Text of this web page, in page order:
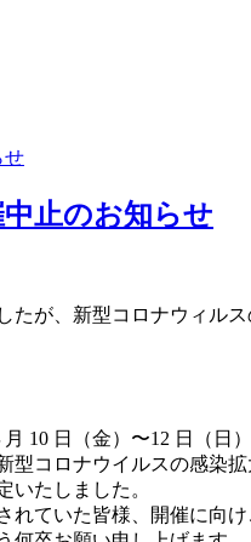
せ
止のお知らせ
が、新型コロナウィル
10 日（金）〜12 日（
型コロナウイルスの感染
いたしました。
ていた皆様、開催に向